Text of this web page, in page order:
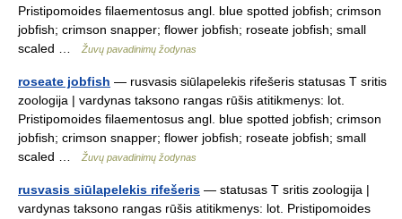
Pristipomoides filaementosus angl. blue spotted jobfish; crimson
jobfish; crimson snapper; flower jobfish; roseate jobfish; small
scaled …
Žuvų pavadinimų žodynas
roseate jobfish — rusvasis siūlapelekis rifešeris statusas T sritis
zoologija | vardynas taksono rangas rūšis atitikmenys: lot.
Pristipomoides filaementosus angl. blue spotted jobfish; crimson
jobfish; crimson snapper; flower jobfish; roseate jobfish; small
scaled …
Žuvų pavadinimų žodynas
rusvasis siūlapelekis rifešeris — statusas T sritis zoologija |
vardynas taksono rangas rūšis atitikmenys: lot. Pristipomoides